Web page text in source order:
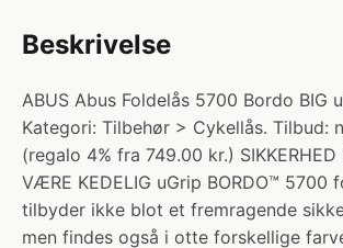
Beskrivelse
ABUS Abus Foldelås 5700 Bordo BIG
Kategori: Tilbehør > Cykellås. Tilbud:
(regalo 4% fra 749.00 kr.) SIKKERHED
VÆRE KEDELIG uGrip BORDO™ 5700
tilbyder ikke blot et fremragende
men findes også i otte forskellige